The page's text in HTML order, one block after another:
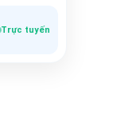
Trực tuyến